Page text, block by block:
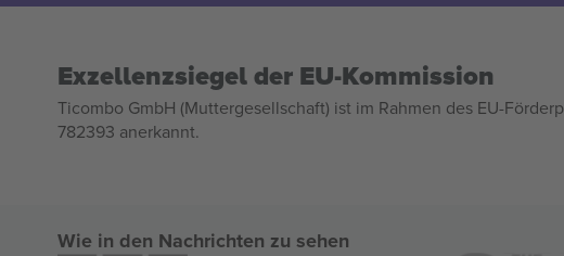
Exzellenzsiegel der EU-Kommission
Ticombo GmbH (Muttergesellschaft) ist im Rahmen des EU-
782393 anerkannt.
Wie in den Nachrichten zu sehen